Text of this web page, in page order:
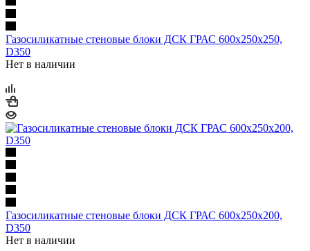
Газосиликатные стеновые блоки ДСК ГРАС 600х250х250,
D350
Нет в наличии
Газосиликатные стеновые блоки ДСК ГРАС 600х250х200,
D350
Нет в наличии